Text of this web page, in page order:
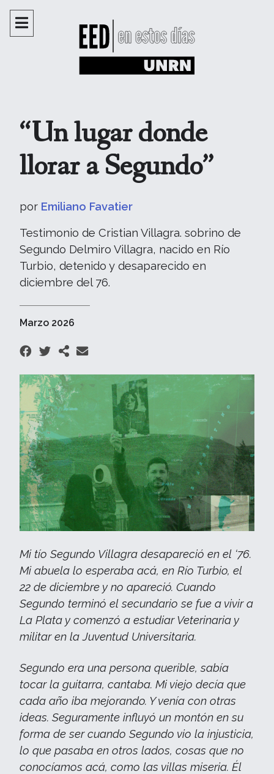
“Un lugar donde
llorar a Segundo”
por Emiliano Favatier
Testimonio de Cristian Villagra. sobrino de
Segundo Delmiro Villagra, nacido en Río
Turbio, detenido y desaparecido en
diciembre del 76.
Marzo 2026
Mi tío Segundo Villagra desapareció en el ‘76.
Mi abuela lo esperaba acá, en Río Turbio, el
22 de diciembre y no apareció. Cuando
Segundo terminó el secundario se fue a vivir a
La Plata y comenzó a estudiar Veterinaria y
militar en la Juventud Universitaria.
Segundo era una persona querible, sabía
tocar la guitarra, cantaba. Mi viejo decía que
cada año iba mejorando. Y venía con otras
ideas. Seguramente influyó un montón en su
forma de ser cuando Segundo vio la injusticia,
lo que pasaba en otros lados, cosas que no
conocíamos acá, como las villas miseria. Él